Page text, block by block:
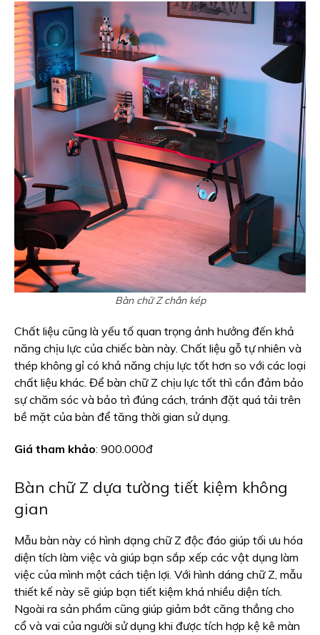
Bàn chữ Z chân kép
Chất liệu cũng là yếu tố quan trọng ảnh hưởng đến khả
năng chịu lực của chiếc bàn này. Chất liệu gỗ tự nhiên và
thép không gỉ có khả năng chịu lực tốt hơn so với các loại
chất liệu khác. Để bàn chữ Z chịu lực tốt thì cần đảm bảo
sự chăm sóc và bảo trì đúng cách, tránh đặt quá tải trên
bề mặt của bàn để tăng thời gian sử dụng.
Giá tham khảo: 900.000đ
Bàn chữ Z dựa tường tiết kiệm không
gian
Mẫu bàn này có hình dạng chữ Z độc đáo giúp tối ưu hóa
diện tích làm việc và giúp bạn sắp xếp các vật dụng làm
việc của mình một cách tiện lợi. Với hình dáng chữ Z, mẫu
thiết kế này sẽ giúp bạn tiết kiệm khá nhiều diện tích.
Ngoài ra sản phẩm cũng giúp giảm bớt căng thẳng cho
cổ và vai của người sử dụng khi được tích hợp kệ kê màn